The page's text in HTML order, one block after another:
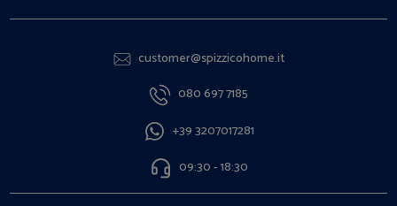
customer@spizzicohome.it
080 697 7185
+39 3207017281
09:30 - 18:30